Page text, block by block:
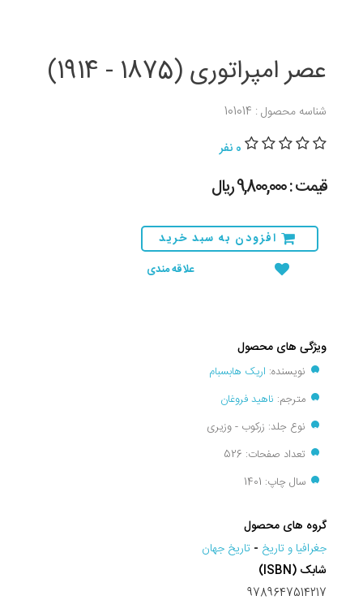
عصر امپراتوری (1875 - 1914)
شناسه محصول : 101014
0 نفر
قیمت : 9,800,000 ريال
افزودن به سبد خرید
علاقه مندی
ویژگی های محصول
نویسنده: اریک هابسبام
مترجم: ناهید فروغان
نوع جلد: زرکوب - وزیری
تعداد صفحات: 526
سال چاپ: 1401
گروه های محصول
جغرافيا و تاريخ - تاريخ جهان
شابک (ISBN)
9789647514217